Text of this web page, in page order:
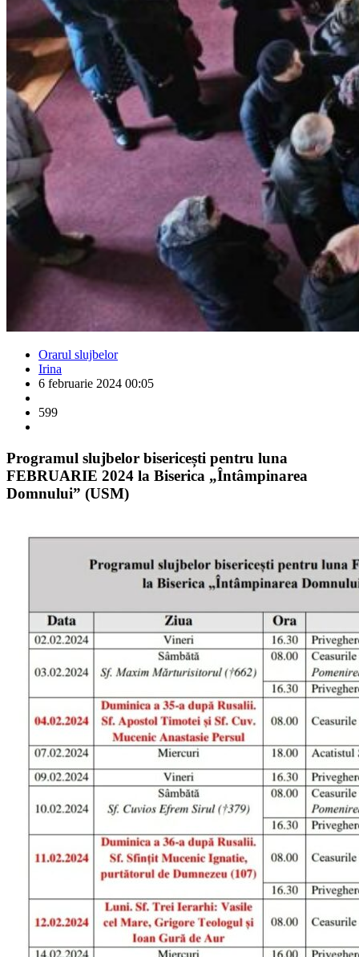
Orarul slujbelor
Irina
6 februarie 2024 00:05
599
Programul slujbelor bisericești pentru luna
FEBRUARIE 2024 la Biserica „Întâmpinarea
Domnului” (USM)